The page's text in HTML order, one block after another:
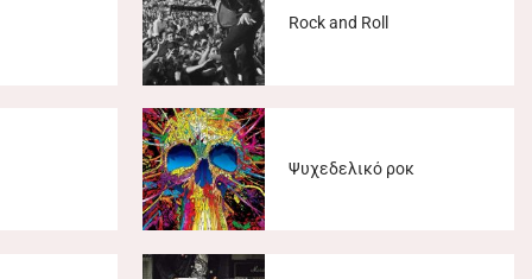
Rock and Roll
Ψυχεδελικό ροκ